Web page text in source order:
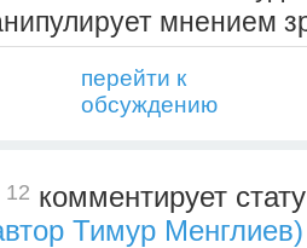
мнением
перейти к
обсуждению
12 комментирует
Тимур Менглиев)